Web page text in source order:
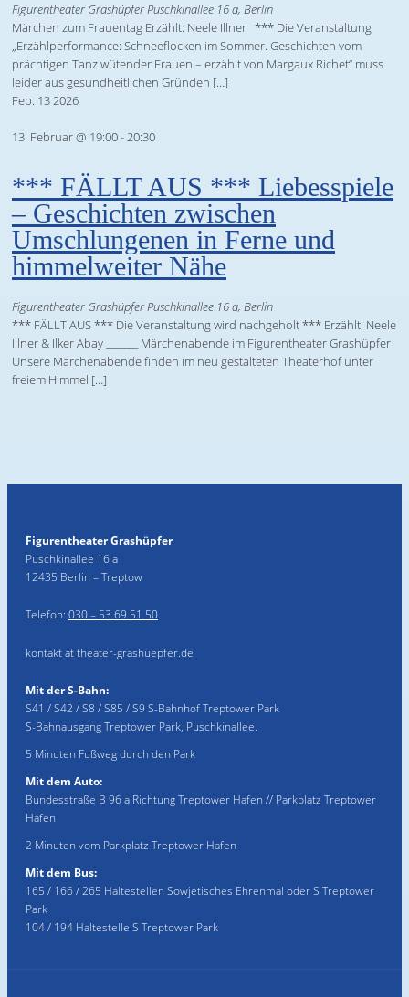
Figurentheater GrashüpferPuschkinallee 16 a, Berlin
Märchen zum Frauentag Erzählt: Neele Illner *** Die Veranstaltung
„Erzählperformance: Schneeflocken im Sommer. Geschichten vom
prächtigen Tanz wütender Frauen – erzählt von Margaux Richet“ muss
leider aus gesundheitlichen Gründen […]
Feb. 132026
13. Februar @ 19:00-20:30
*** FÄLLT AUS *** Liebesspiele
– Geschichten zwischen
Umschlungenen in Ferne und
himmelweiter Nähe
Figurentheater GrashüpferPuschkinallee 16 a, Berlin
*** FÄLLT AUS *** Die Veranstaltung wird nachgeholt *** Erzählt: Neele
Illner & Ilker Abay _______ Märchenabende im Figurentheater Grashüpfer
Unsere Märchenabende finden im neu gestalteten Theaterhof unter
freiem Himmel […]
Figurentheater Grashüpfer
Puschkinallee 16 a
12435 Berlin – Treptow
Telefon: 030 – 53 69 51 50
kontakt at theater-grashuepfer.de
Mit der S-Bahn:
S41 / S42 / S8 / S85 / S9 S-Bahnhof Treptower Park
S-Bahnausgang Treptower Park, Puschkinallee.
5 Minuten Fußweg durch den Park
Mit dem Auto:
Bundesstraße B 96 a Richtung Treptower Hafen // Parkplatz Treptower
Hafen
2 Minuten vom Parkplatz Treptower Hafen
Mit dem Bus:
165 / 166 / 265 Haltestellen Sowjetisches Ehrenmal oder S Treptower
Park
104 / 194 Haltestelle S Treptower Park